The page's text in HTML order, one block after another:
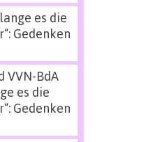
es die
Gedenken
VVN-BdA
es die
Gedenken